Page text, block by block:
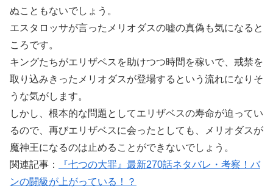
ぬこともないでしょう。
エスタロッサが言ったメリオダスの嘘の真偽も気になると
ころです。
キングたちがエリザベスを助けつつ時間を稼いで、戒禁を
取り込みきったメリオダスが登場するという流れになりそ
うな気がします。
しかし、根本的な問題としてエリザベスの寿命が迫ってい
るので、再びエリザベスに会ったとしても、メリオダスが
魔神王になるのは止めることができないでしょう。
関連記事：
『七つの大罪』最新270話ネタバレ・考察！バ
ンの闘級が上がっている！？